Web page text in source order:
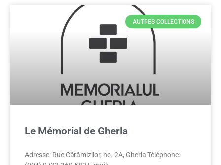
AUTRES COLLECTIONS
Le Mémorial de Gherla
Adresse: Rue Cărămizilor, no. 2A, Gherla Téléphone: